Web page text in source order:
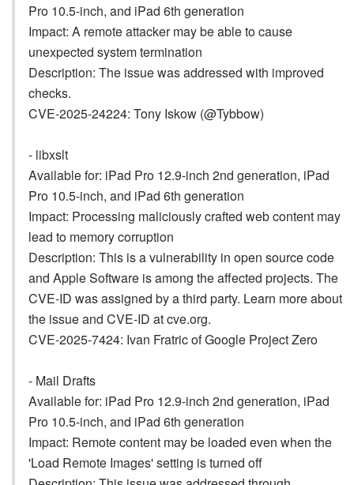
Pro 10.5-inch, and iPad 6th generation
Impact: A remote attacker may be able to cause
unexpected system termination
Description: The issue was addressed with improved
checks.
CVE-2025-24224: Tony Iskow (@Tybbow)
- libxslt
Available for: iPad Pro 12.9-inch 2nd generation, iPad
Pro 10.5-inch, and iPad 6th generation
Impact: Processing maliciously crafted web content may
lead to memory corruption
Description: This is a vulnerability in open source code
and Apple Software is among the affected projects. The
CVE-ID was assigned by a third party. Learn more about
the issue and CVE-ID at cve.org.
CVE-2025-7424: Ivan Fratric of Google Project Zero
- Mail Drafts
Available for: iPad Pro 12.9-inch 2nd generation, iPad
Pro 10.5-inch, and iPad 6th generation
Impact: Remote content may be loaded even when the
'Load Remote Images' setting is turned off